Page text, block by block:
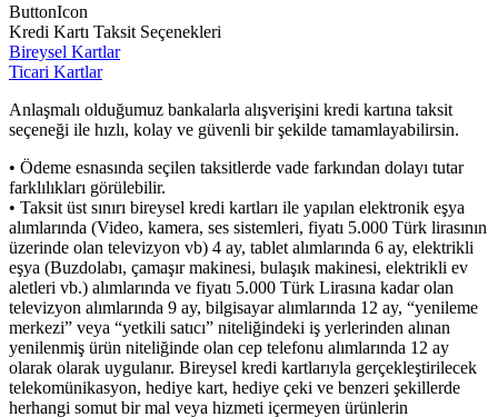
ButtonIcon
Kredi Kartı Taksit Seçenekleri
Bireysel Kartlar
Ticari Kartlar
Anlaşmalı olduğumuz bankalarla alışverişini kredi kartına taksit
seçeneği ile hızlı, kolay ve güvenli bir şekilde tamamlayabilirsin.
• Ödeme esnasında seçilen taksitlerde vade farkından dolayı tutar
farklılıkları görülebilir.
• Taksit üst sınırı bireysel kredi kartları ile yapılan elektronik eşya
alımlarında (Video, kamera, ses sistemleri, fiyatı 5.000 Türk lirasının
üzerinde olan televizyon vb) 4 ay, tablet alımlarında 6 ay, elektrikli
eşya (Buzdolabı, çamaşır makinesi, bulaşık makinesi, elektrikli ev
aletleri vb.) alımlarında ve fiyatı 5.000 Türk Lirasına kadar olan
televizyon alımlarında 9 ay, bilgisayar alımlarında 12 ay, “yenileme
merkezi” veya “yetkili satıcı” niteliğindeki iş yerlerinden alınan
yenilenmiş ürün niteliğinde olan cep telefonu alımlarında 12 ay
olarak olarak uygulanır. Bireysel kredi kartlarıyla gerçekleştirilecek
telekomünikasyon, hediye kart, hediye çeki ve benzeri şekillerde
herhangi somut bir mal veya hizmeti içermeyen ürünlerin